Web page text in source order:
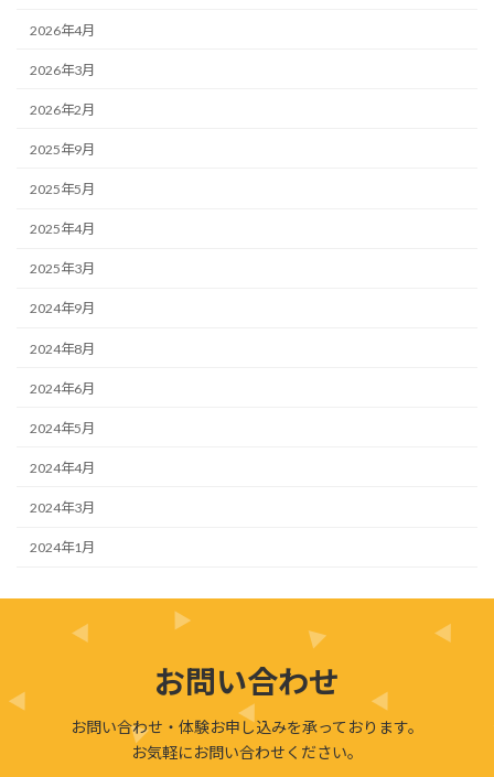
2026年4月
2026年3月
2026年2月
2025年9月
2025年5月
2025年4月
2025年3月
2024年9月
2024年8月
2024年6月
2024年5月
2024年4月
2024年3月
2024年1月
お問い合わせ
お問い合わせ・体験お申し込みを承っております。
お気軽にお問い合わせください。